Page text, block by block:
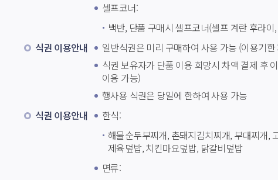
셀프코너:
백반, 단품 구매시 셀프코너(셀프 계란 후라
식권 이용안내
일반식권은 미리 구매하여 사용 가능 (이용기한
식권 보유자가 단품 이용 희망시 차액 결제 후
이용 가능)
행사용 식권은 당일에 한하여 사용 가능
식권 이용안내
한식:
해물순두부찌개, 촌돼지김치찌개, 부대찌개,
제육덮밥, 치킨마요덮밥, 닭갈비덮밥
면류: